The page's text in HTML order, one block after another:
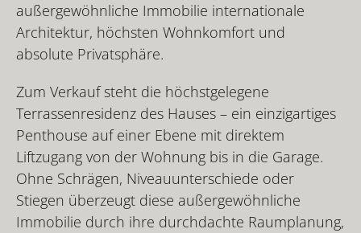
außergewöhnliche Immobilie internationale
Architektur, höchsten Wohnkomfort und
absolute Privatsphäre.
Zum Verkauf steht die höchstgelegene
Terrassenresidenz des Hauses – ein einzigartiges
Penthouse auf einer Ebene mit direktem
Liftzugang von der Wohnung bis in die Garage.
Ohne Schrägen, Niveauunterschiede oder
Stiegen überzeugt diese außergewöhnliche
Immobilie durch ihre durchdachte Raumplanung,